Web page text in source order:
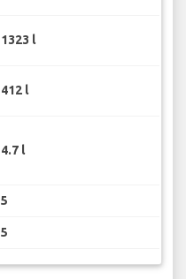
1323 l
412 l
4.7 l
5
5